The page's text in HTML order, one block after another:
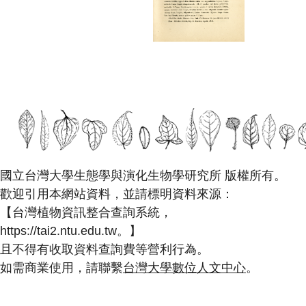
國立台灣大學生態學與演化生物學研究所 版權所有。
歡迎引用本網站資料，並請標明資料來源：
【台灣植物資訊整合查詢系統，
https://tai2.ntu.edu.tw。】
且不得有收取資料查詢費等營利行為。
如需商業使用，請聯繫台灣大學數位人文中心。